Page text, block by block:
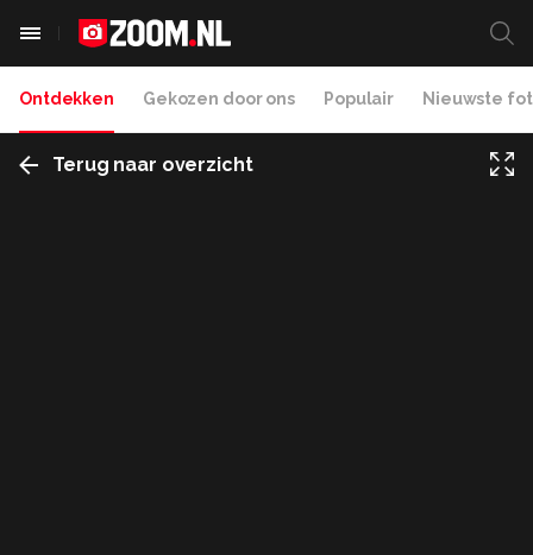
Ontdekken Gekozen door ons Populair Nieuwste
Terug naar overzicht